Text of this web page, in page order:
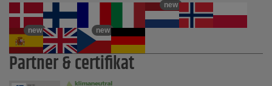
new
new new
Partner & certifikat